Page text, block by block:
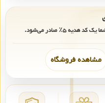
شما یک کد هدیه۵٪ صادر می‌شود.
مشاهده فروشگاه